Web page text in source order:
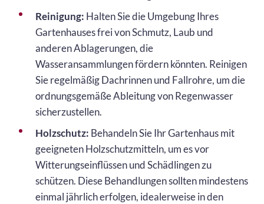
Reinigung: Halten Sie die Umgebung Ihres
Gartenhauses frei von Schmutz, Laub und
anderen Ablagerungen, die
Wasseransammlungen fördern könnten. Reinigen
Sie regelmäßig Dachrinnen und Fallrohre, um die
ordnungsgemäße Ableitung von Regenwasser
sicherzustellen.
Holzschutz: Behandeln Sie Ihr Gartenhaus mit
geeigneten Holzschutzmitteln, um es vor
Witterungseinflüssen und Schädlingen zu
schützen. Diese Behandlungen sollten mindestens
einmal jährlich erfolgen, idealerweise in den